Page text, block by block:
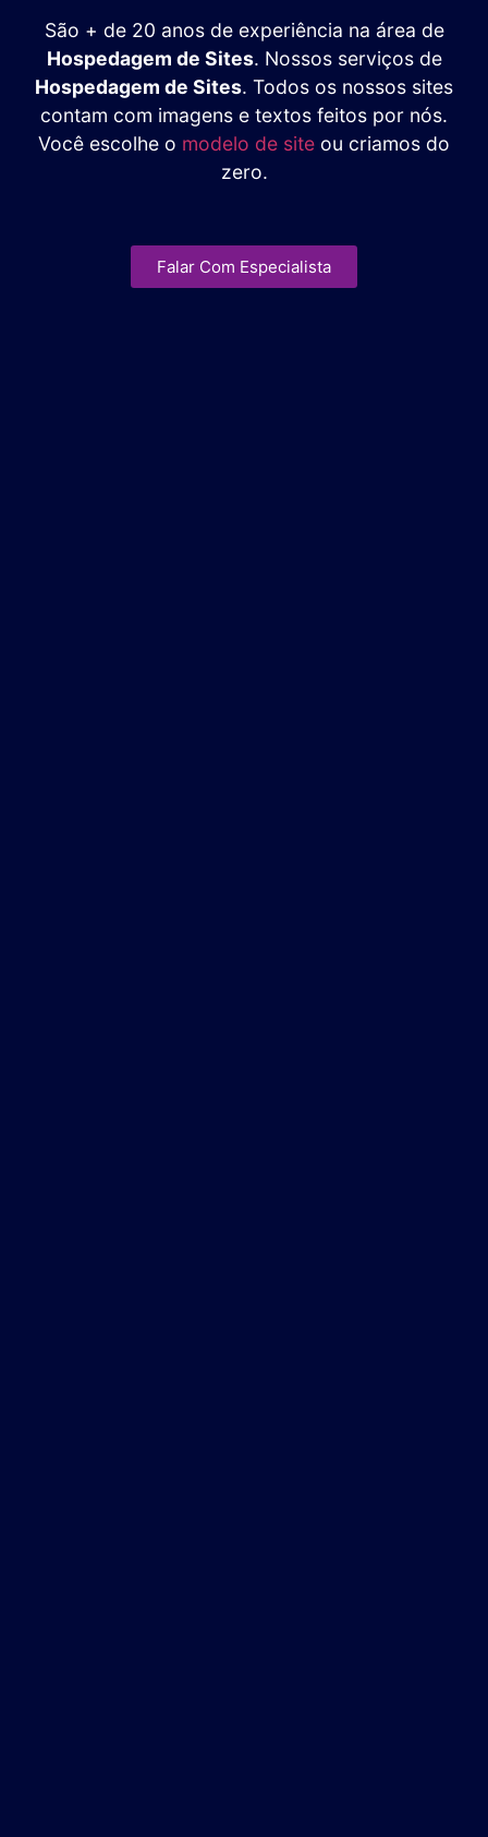
São + de 20 anos de experiência na área de
Hospedagem de Sites. Nossos serviços de
Hospedagem de Sites. Todos os nossos sites
contam com imagens e textos feitos por nós.
Você escolhe o modelo de site ou criamos do
zero.
Falar Com Especialista